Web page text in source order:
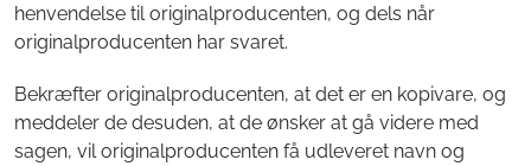
henvendelse til originalproducenten, og dels når
originalproducenten har svaret.
Bekræfter originalproducenten, at det er en kopivare, og
meddeler de desuden, at de ønsker at gå videre med
sagen, vil originalproducenten få udleveret navn og